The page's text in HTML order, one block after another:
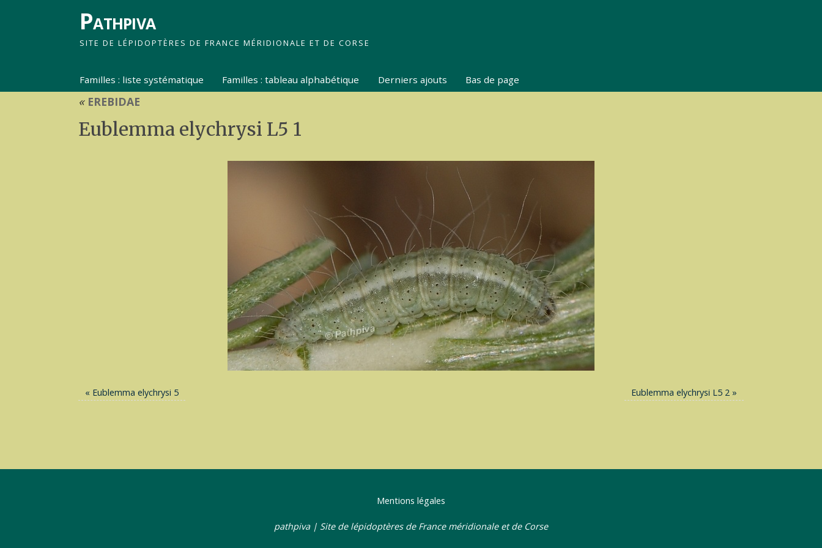
Pathpiva
SITE DE LÉPIDOPTÈRES DE FRANCE MÉRIDIONALE ET DE CORSE
Familles : liste systématique Familles : tableau alphabétique Derniers ajouts Bas de page
«EREBIDAE
Eublemma elychrysi L5 1
« Eublemma elychrysi 5 Eublemma elychrysi L5 2 »
Mentions légales
pathpiva | Site de lépidoptères de France méridionale et de Corse